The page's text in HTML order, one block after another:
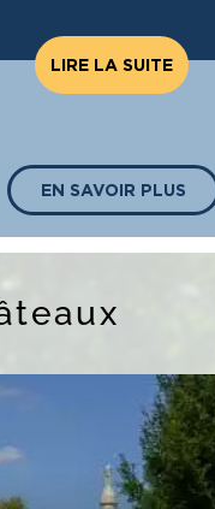
LIRE LA SUITE
EN SAVOIR PLUS